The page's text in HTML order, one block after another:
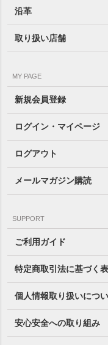
沿革
取り扱い店舗
MY PAGE
新規会員登録
ログイン・マイページ
ログアウト
メールマガジン購読
SUPPORT
ご利用ガイド
特定商取引法に基づく
個人情報取り扱いにつ
安心安全への取り組み